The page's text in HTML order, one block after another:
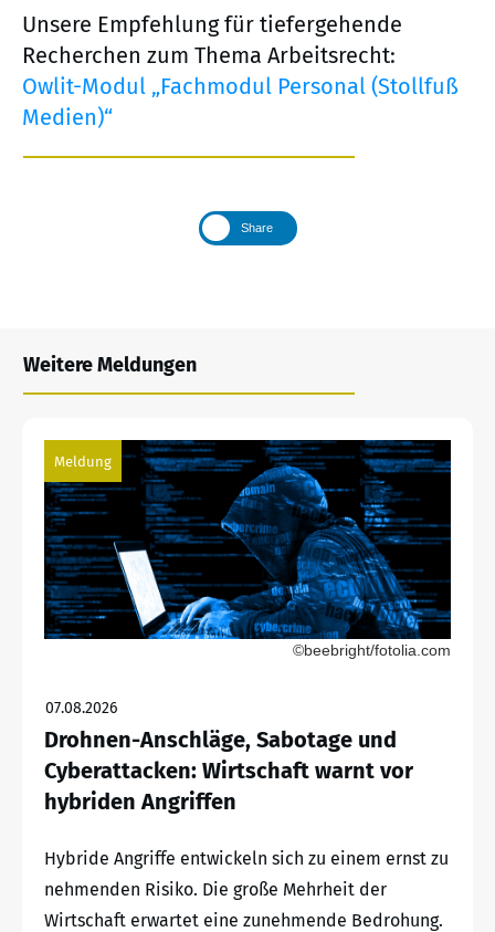
Unsere Empfehlung für tiefergehende
Recherchen zum Thema Arbeitsrecht:
Owlit-Modul „Fachmodul Personal (Stollfuß
Medien)“
Share
Weitere Meldungen
Meldung
©beebright/fotolia.com
07.08.2026
Drohnen-Anschläge, Sabotage und
Cyberattacken: Wirtschaft warnt vor
hybriden Angriffen
Hybride Angriffe entwickeln sich zu einem ernst zu
nehmenden Risiko. Die große Mehrheit der
Wirtschaft erwartet eine zunehmende Bedrohung.